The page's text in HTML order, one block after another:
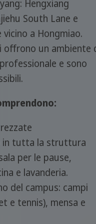
Hengxiang
South Lane e
vicino a Hongmiao.
offrono un ambiente
e sono
in tutta la struttura
per le pause,
e lavanderia.
del campus: campi
e tennis), mensa e